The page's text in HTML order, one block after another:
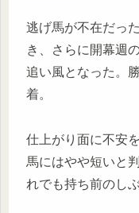
逃げ馬が不在だっ
き、さらに開幕週
追い風となった。
着。
仕上がり面に不安
馬にはやや短いと
れでも持ち前のし